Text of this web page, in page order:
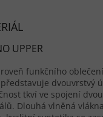
UPPER
funkčního
dvouvrstvý
tkví ve spojení
Dlouhá vlněná